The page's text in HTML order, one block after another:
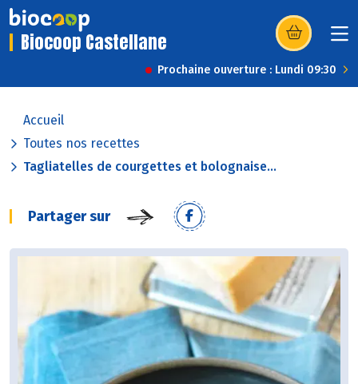
Biocoop Castellane (s’ouvre dans
Prochaine ouverture : Lundi 09:30
Accueil
Toutes nos recettes
Tagliatelles de courgettes et bolognaise...
Partager sur